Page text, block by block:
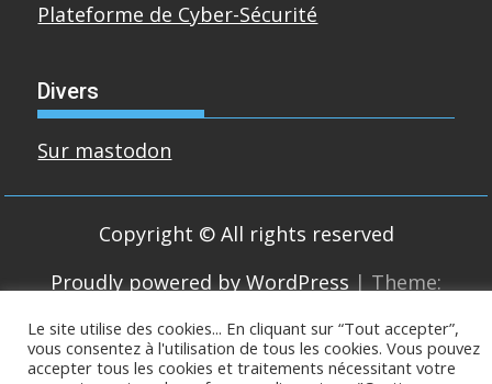
Plateforme de Cyber-Sécurité
Divers
Sur mastodon
Copyright © All rights reserved
Proudly powered by WordPress | Theme:
Le site utilise des cookies... En cliquant sur “Tout accepter”,
vous consentez à l'utilisation de tous les cookies. Vous pouvez
accepter tous les cookies et traitements nécessitant votre